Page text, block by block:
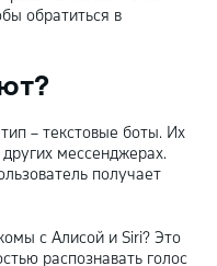
обратиться в
– текстовые боты. Их
мессенджерах.
получает
с Алисой и Siri? Это
распознавать голос